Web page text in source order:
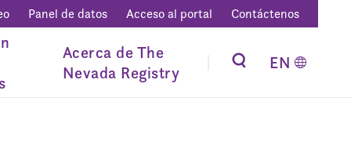
Panel de datos Acceso al portal Contáctenos
Acerca de The
Nevada Registry
EN